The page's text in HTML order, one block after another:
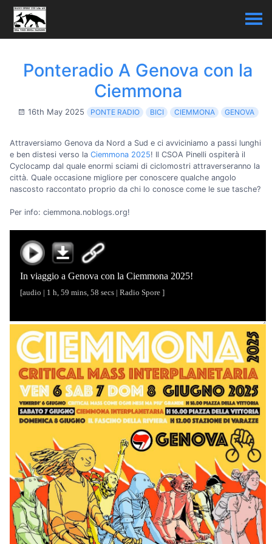
Ponteradio A Genova con la
Ciemmona
16th May 2025 PONTE RADIO BICI CIEMMONA GENOVA
Attraversiamo Genova da Nord a Sud e ci avviciniamo a passi lunghi
e ben distesi verso la Ciemmona 2025! Il CSOA Pinelli ospiterà il
Cyclocamp dal quale enormi sciami di ciclomostri attraverseranno la
città. Quale occasione migliore per conoscere qualche angolo
nascosto raccontato proprio da chi lo conosce come le sue tasche?
Per info: ciemmona.noblogs.org!